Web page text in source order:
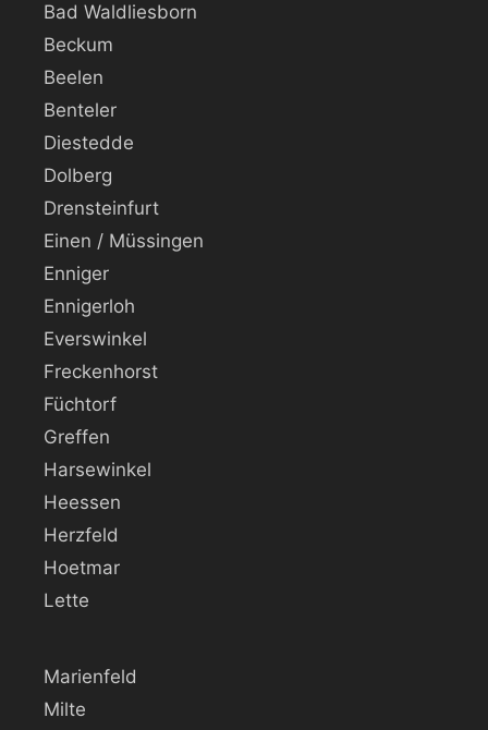
Bad Waldliesborn
Beckum
Beelen
Benteler
Diestedde
Dolberg
Drensteinfurt
Einen / Müssingen
Enniger
Ennigerloh
Everswinkel
Freckenhorst
Füchtorf
Greffen
Harsewinkel
Heessen
Herzfeld
Hoetmar
Lette
Marienfeld
Milte